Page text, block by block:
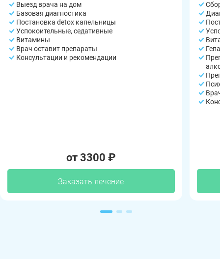
Выезд врача на дом
Базовая диагностика
Постановка detox капельницы
Успокоительные, седативные
Витамины
Врач оставит препараты
Консультации и рекомендации
от 3300 ₽
Заказать лечение